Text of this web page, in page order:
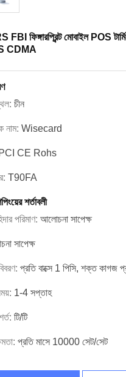
ফিঙ্গারপ্রিন্ট মোবাইল POS
CDMA
চীন
নাম: Wisecard
PCI CE Rohs
T90FA
শর্তাবলী
পরিমাণ: আলোচনা সাপেক্ষ
সাপেক্ষ
প্রতি বাক্সে 1 পিসি, শক্ত কাগজ
1-4 সপ্তাহ
টি/টি
প্রতি মাসে 10000 সেট/সেট